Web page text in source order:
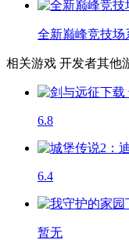
全新巅峰竞技场
相关游戏 开发者其他
6.8
6.4
暂无